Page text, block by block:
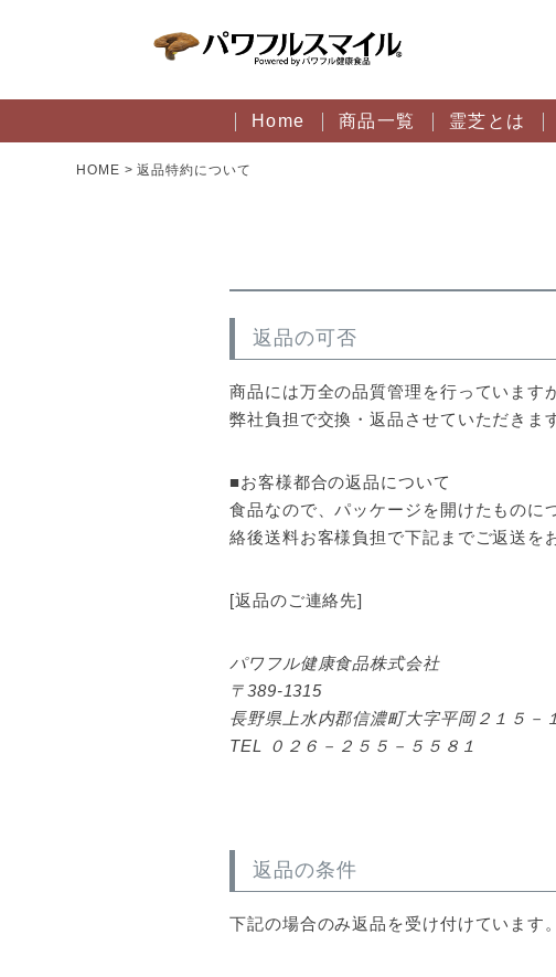
Home 商品一覧 霊芝とは
HOME 返品特約について
返品の可否
商品には万全の品質管理を行っています
弊社負担で交換・返品させていただきま
■お客様都合の返品について
食品なので、パッケージを開けたものに
絡後送料お客様負担で下記までご返送を
[返品のご連絡先]
パワフル健康食品株式会社
389-1315
長野県上水内郡信濃町大字平岡２１５－１
TEL ０２６－２５５－５５８１
返品の条件
下記の場合のみ返品を受け付けています。